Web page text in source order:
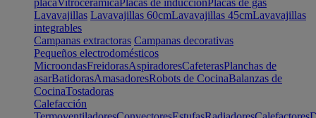
placaVitrocerámicaPlacas de inducciónPlacas de gas
Lavavajillas Lavavajillas 60cmLavavajillas 45cmLavavajillas
integrables
Campanas extractoras Campanas decorativas
Pequeños electrodomésticos
MicroondasFreidorasAspiradoresCafeterasPlanchas de
asarBatidorasAmasadoresRobots de CocinaBalanzas de
CocinaTostadoras
Calefacción